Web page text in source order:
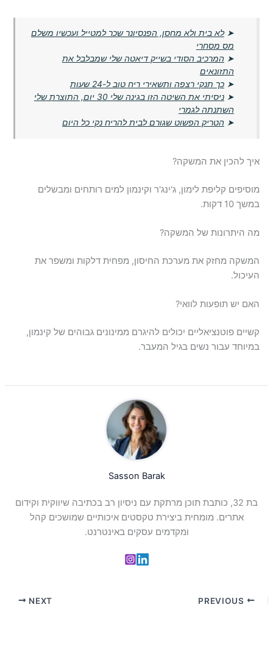
➤לא בית ולא מחסן, הפנסיונר שכר למטייל ועכשיו משלם
מס מסחרי
➤ המרכיב הסודי בשייק דיאטה שלי שמבלבל את
התזונאים
➤כך תנקי רצפה ותשאירי ריח טוב ל-24 שעות
➤
ניסיתי את השיטה הזו בגינה שלי 30 יום, התוצרת שלי
השתנתה לגמרי
➤ הטריק הפשוט שגורם לבית להריח נקי כל היום
איך להכין את המשקה?
מוסיפים קליפת לימון, ג'ינג'ר וקינמון למים רותחים ומבשלים
במשך 10 דקות.
מה היתרונות של המשקה?
המשקה מחזק את מערכת החיסון, מפחית דלקות ומשפר את
העיכול.
האם יש תופעות לוואי?
קשיים פוטנציאליים יכולים להיגרם ממינונים גבוהים של קינמון,
במיוחד עבור נשים בגיל המעבר.
Sasson Barak
בת 32, כותבת תוכן מרתקת עם ניסיון רב בכתיבה שיווקית וקידום
אתרים. מומחית ביצירת טקסטים איכותיים שמושכים קהל
ומקדמים עסקים באינטרנט.
NEXT